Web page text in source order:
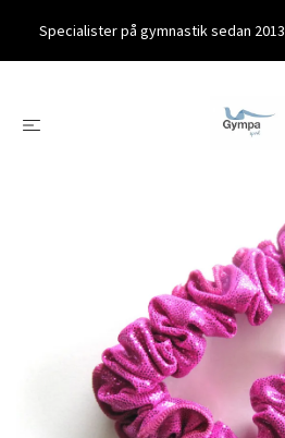
Specialister på gymnastik sedan 2013